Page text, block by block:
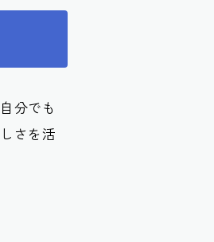
分でも
さを活